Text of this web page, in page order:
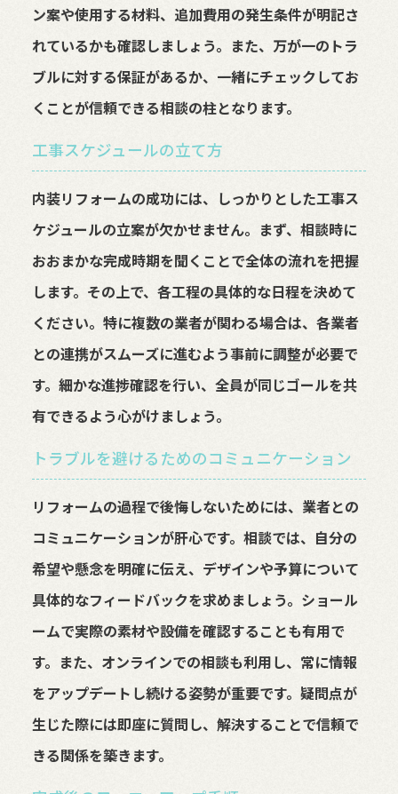
ン案や使用する材料、追加費用の発生条件が明記さ
れているかも確認しましょう。また、万が一のトラ
ブルに対する保証があるか、一緒にチェックしてお
くことが信頼できる相談の柱となります。
工事スケジュールの立て方
内装リフォームの成功には、しっかりとした工事ス
ケジュールの立案が欠かせません。まず、相談時に
おおまかな完成時期を聞くことで全体の流れを把握
します。その上で、各工程の具体的な日程を決めて
ください。特に複数の業者が関わる場合は、各業者
との連携がスムーズに進むよう事前に調整が必要で
す。細かな進捗確認を行い、全員が同じゴールを共
有できるよう心がけましょう。
トラブルを避けるためのコミュニケーション
リフォームの過程で後悔しないためには、業者との
コミュニケーションが肝心です。相談では、自分の
希望や懸念を明確に伝え、デザインや予算について
具体的なフィードバックを求めましょう。ショール
ームで実際の素材や設備を確認することも有用で
す。また、オンラインでの相談も利用し、常に情報
をアップデートし続ける姿勢が重要です。疑問点が
生じた際には即座に質問し、解決することで信頼で
きる関係を築きます。